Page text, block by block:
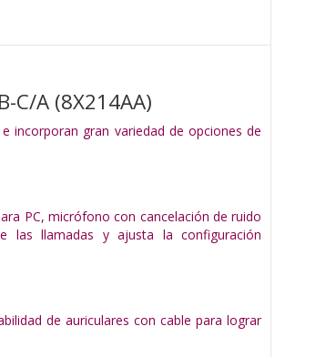
C/A (8X214AA)
incorporan gran variedad de opciones de
PC, micrófono con cancelación de ruido
las llamadas y ajusta la configuración
de auriculares con cable para lograr